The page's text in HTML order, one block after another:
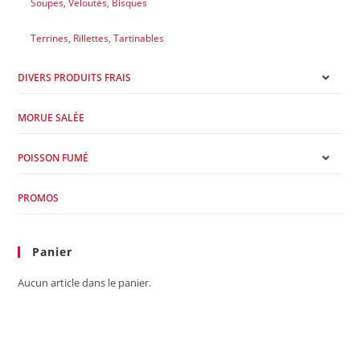
Terrines, Rillettes, Tartinables
DIVERS PRODUITS FRAIS
MORUE SALÉE
POISSON FUMÉ
PROMOS
Panier
Aucun article dans le panier.